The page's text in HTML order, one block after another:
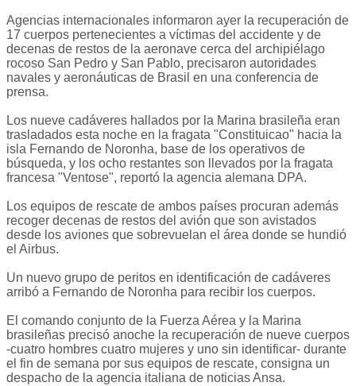
Agencias internacionales informaron ayer la recuperación de
17 cuerpos pertenecientes a víctimas del accidente y de
decenas de restos de la aeronave cerca del archipiélago
rocoso San Pedro y San Pablo, precisaron autoridades
navales y aeronáuticas de Brasil en una conferencia de
prensa.
Los nueve cadáveres hallados por la Marina brasileña eran
trasladados esta noche en la fragata "Constituicao" hacia la
isla Fernando de Noronha, base de los operativos de
búsqueda, y los ocho restantes son llevados por la fragata
francesa "Ventose", reportó la agencia alemana DPA.
Los equipos de rescate de ambos países procuran además
recoger decenas de restos del avión que son avistados
desde los aviones que sobrevuelan el área donde se hundió
el Airbus.
Un nuevo grupo de peritos en identificación de cadáveres
arribó a Fernando de Noronha para recibir los cuerpos.
El comando conjunto de la Fuerza Aérea y la Marina
brasileñas precisó anoche la recuperación de nueve cuerpos
-cuatro hombres cuatro mujeres y uno sin identificar- durante
el fin de semana por sus equipos de rescate, consigna un
despacho de la agencia italiana de noticias Ansa.